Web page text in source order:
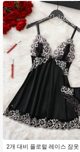
4.88 47K
4.88 47K
4.88 47K
2개 대비 플로럴 레이스 잠